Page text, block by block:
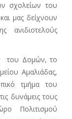
σχολείων του
μας δείχνουν
του Δομών, το
Αμαλιάδας,
τμήμα του
δυνάμεις τους
Πολιτισμού